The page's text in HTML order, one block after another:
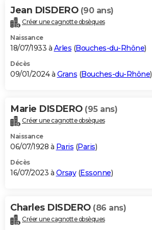
Jean DISDERO (90 ans)
Créer une cagnotte obsèques
Naissance
18/07/1933 à Arles (Bouches-du-Rhône)
Décès
09/01/2024 à Grans (Bouches-du-Rhône)
Marie DISDERO (95 ans)
Créer une cagnotte obsèques
Naissance
06/07/1928 à Paris (Paris)
Décès
16/07/2023 à Orsay(Essonne)
Charles DISDERO (86 ans)
Créer une cagnotte obsèques